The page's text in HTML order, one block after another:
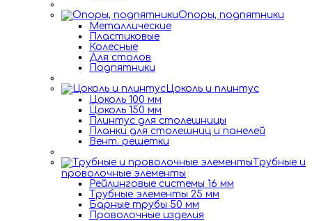
Опоры, подпятники
Металлические
Пластиковые
Колесные
Для столов
Подпятники
Цоколь и плинтус
Цоколь 100 мм
Цоколь 150 мм
Плинтус для столешницы
Планки для столешниц и панелей
Вент. решетки
Трубные и
проволочные элементы
Рейлинговые системы 16 мм
Трубные элементы 25 мм
Барные трубы 50 мм
Проволочные изделия